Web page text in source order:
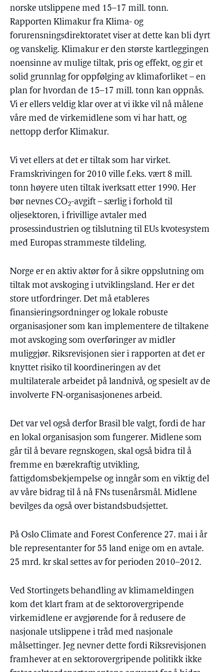
norske utslippene med 15–17 mill. tonn.
Rapporten Klimakur fra Klima- og
forurensningsdirektoratet viser at dette kan bli dyrt
og vanskelig. Klimakur er den største kartleggingen
noensinne av mulige tiltak, pris og effekt, og gir et
solid grunnlag for oppfølging av klimaforliket – en
plan for hvordan de 15–17 mill. tonn kan oppnås.
Vi er ellers veldig klar over at vi ikke vil nå målene
våre med de virkemidlene som vi har hatt, og
nettopp derfor Klimakur.
Vi vet ellers at det er tiltak som har virket.
Framskrivingen for 2010 ville f.eks. vært 8 mill.
tonn høyere uten tiltak iverksatt etter 1990. Her
bør nevnes CO2-avgift – særlig i forhold til
oljesektoren, i frivillige avtaler med
prosessindustrien og tilslutning til EUs kvotesystem
med Europas strammeste tildeling.
Norge er en aktiv aktør for å sikre oppslutning om
tiltak mot avskoging i utviklingsland. Her er det
store utfordringer. Det må etableres
finansieringsordninger og lokale robuste
organisasjoner som kan implementere de tiltakene
mot avskoging som overføringer av midler
muliggjør. Riksrevisjonen sier i rapporten at det er
knyttet risiko til koordineringen av det
multilaterale arbeidet på landnivå, og spesielt av de
involverte FN-organisasjonenes arbeid.
Det var vel også derfor Brasil ble valgt, fordi de har
en lokal organisasjon som fungerer. Midlene som
går til å bevare regnskogen, skal også bidra til å
fremme en bærekraftig utvikling,
fattigdomsbekjempelse og inngår som en viktig del
av våre bidrag til å nå FNs tusenårsmål. Midlene
bevilges da også over bistandsbudsjettet.
På Oslo Climate and Forest Conference 27. mai i år
ble representanter for 55 land enige om en avtale.
25 mrd. kr skal settes av for perioden 2010–2012.
Ved Stortingets behandling av klimameldingen
kom det klart fram at de sektorovergripende
virkemidlene er avgjørende for å redusere de
nasjonale utslippene i tråd med nasjonale
målsettinger. Jeg nevner dette fordi Riksrevisjonen
framhever at en sektorovergripende politikk ikke